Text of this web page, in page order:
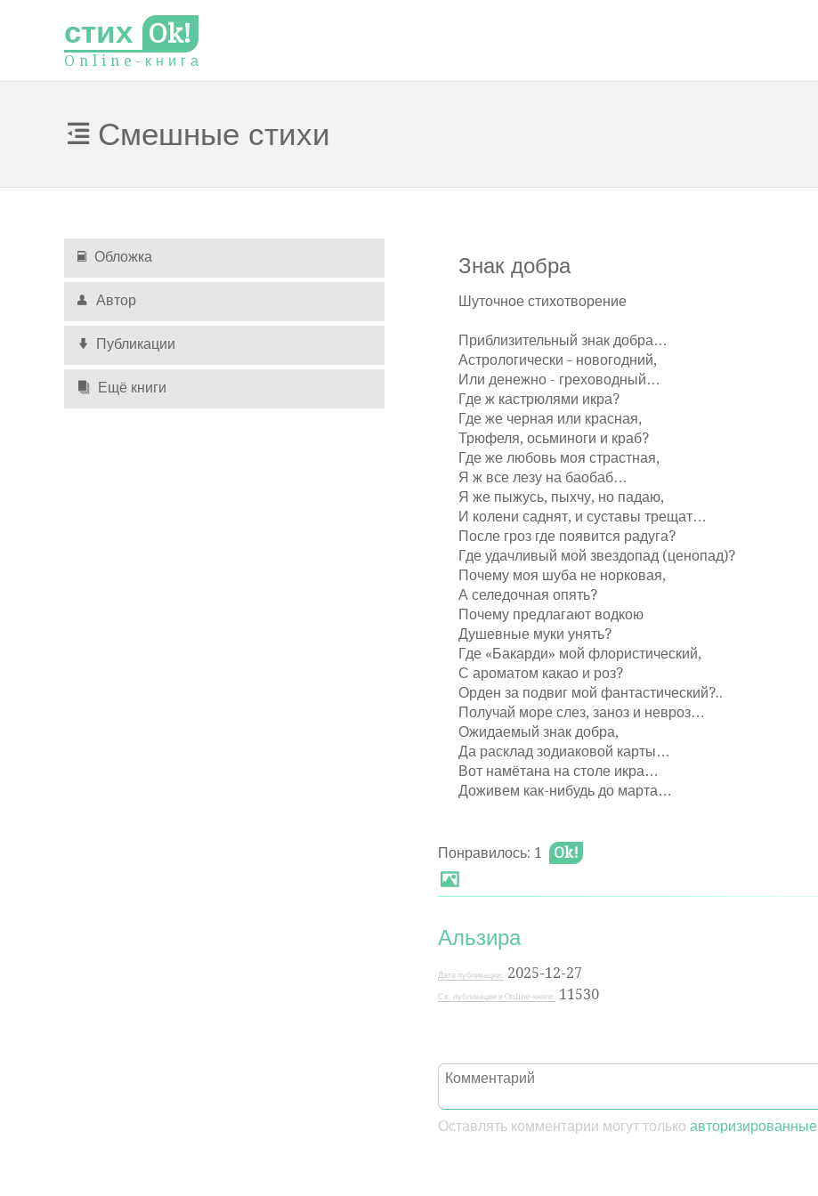
стих Ok!
O n l i n e - к н и г а
Смешные стихи
Знак добра
Шуточное стихотворение
Приблизительный знак добра…
Астрологически - новогодний,
Или денежно - греховодный…
Где ж кастрюлями икра?
Где же черная или красная,
Трюфеля, осьминоги и краб?
Где же любовь моя страстная,
Я ж все лезу на баобаб…
Я же пыжусь, пыхчу, но падаю,
И колени саднят, и суставы трещат…
После гроз где появится радуга?
Где удачливый мой звездопад (ценопад)?
Почему моя шуба не норковая,
А селедочная опять?
Почему предлагают водкою
Душевные муки унять?
Где «Бакарди» мой флористический,
С ароматом какао и роз?
Орден за подвиг мой фантастический?..
Получай море слез, заноз и невроз…
Ожидаемый знак добра,
Да расклад зодиаковой карты…
Вот намётана на столе икра…
Доживем как-нибудь до марта…
Понравилось: 1 Ok!
Альзира
Дата публикации: 2025-12-27
Св. публикации в Online-книги: 11530
Оставлять комментарии могут только авторизированные
Обложка
Автор
Публикации
Ещё книги